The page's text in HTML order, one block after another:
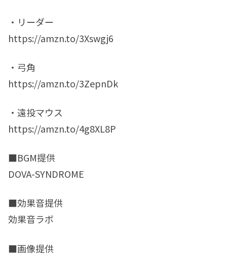
・リーダー
https://amzn.to/3Xswgj6
・弓角
https://amzn.to/3ZepnDk
・遠投マウス
https://amzn.to/4g8XL8P
■BGM提供
DOVA-SYNDROME
■効果音提供
効果音ラボ
■画像提供